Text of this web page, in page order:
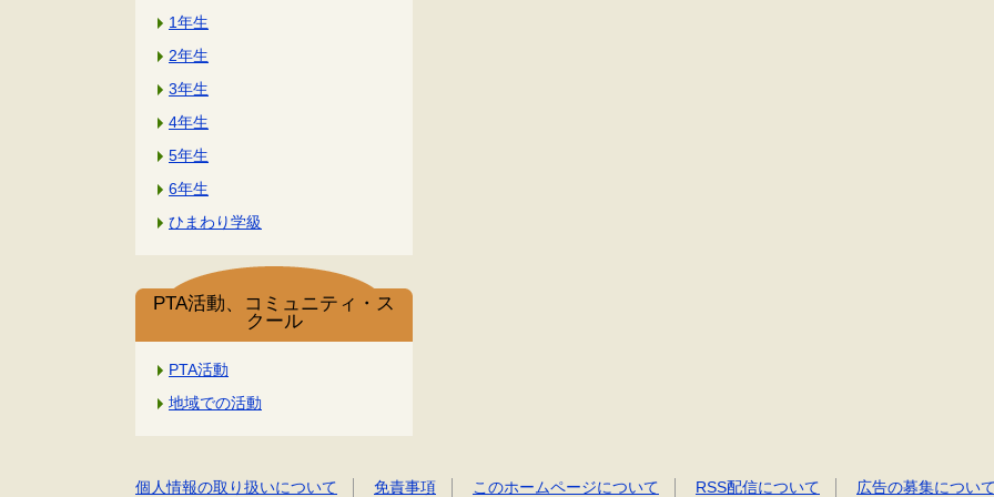
1年生
2年生
3年生
4年生
5年生
6年生
ひまわり学級
PTA活動、コミュニティ・ス
クール
PTA活動
地域での活動
個人情報の取り扱いについて 免責事項 このホームページについて RSS配信について 広告の募集につい